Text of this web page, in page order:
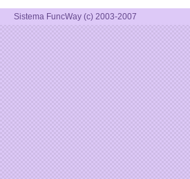
Sistema FuncWay (c) 2003-2007